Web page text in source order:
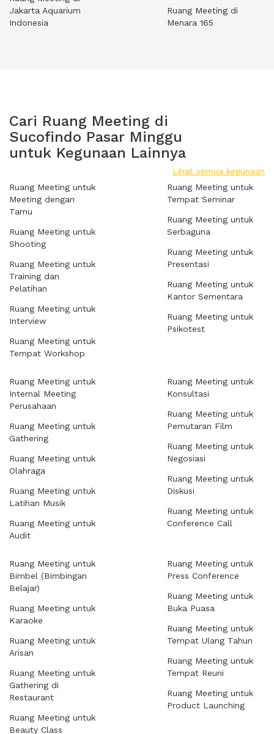
Jakarta Aquarium
Indonesia
Ruang Meeting di
Menara 165
Cari Ruang Meeting di
Sucofindo Pasar Minggu
untuk Kegunaan Lainnya
Lihat semua kegunaan
Ruang Meeting untuk
Meeting dengan
Tamu
Ruang Meeting untuk
Shooting
Ruang Meeting untuk
Training dan
Pelatihan
Ruang Meeting untuk
Interview
Ruang Meeting untuk
Tempat Workshop
Ruang Meeting untuk
Tempat Seminar
Ruang Meeting untuk
Serbaguna
Ruang Meeting untuk
Presentasi
Ruang Meeting untuk
Kantor Sementara
Ruang Meeting untuk
Psikotest
Ruang Meeting untuk
Internal Meeting
Perusahaan
Ruang Meeting untuk
Gathering
Ruang Meeting untuk
Olahraga
Ruang Meeting untuk
Latihan Musik
Ruang Meeting untuk
Audit
Ruang Meeting untuk
Konsultasi
Ruang Meeting untuk
Pemutaran Film
Ruang Meeting untuk
Negosiasi
Ruang Meeting untuk
Diskusi
Ruang Meeting untuk
Conference Call
Ruang Meeting untuk
Bimbel (Bimbingan
Belajar)
Ruang Meeting untuk
Karaoke
Ruang Meeting untuk
Arisan
Ruang Meeting untuk
Gathering di
Restaurant
Ruang Meeting untuk
Beauty Class
Ruang Meeting untuk
Press Conference
Ruang Meeting untuk
Buka Puasa
Ruang Meeting untuk
Tempat Ulang Tahun
Ruang Meeting untuk
Tempat Reuni
Ruang Meeting untuk
Product Launching